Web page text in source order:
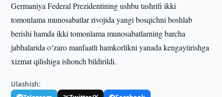
Germaniya Federal Prezidentining ushbu tashrifi ikki
tomonlama munosabatlar rivojida yangi bosqichni boshlab
berishi hamda ikki tomonlama munosabatlarning barcha
jabhalarida oʻzaro manfaatli hamkorlikni yanada kengaytirishga
xizmat qilishiga ishonch bildirildi.
Ulashish: